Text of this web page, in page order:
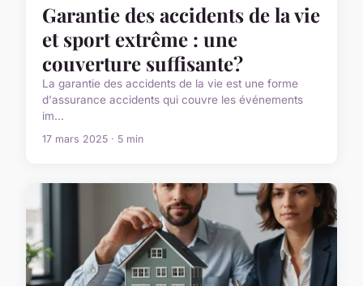
Garantie des accidents de la vie
et sport extrême : une
couverture suffisante?
La garantie des accidents de la vie est une forme
d'assurance accidents qui couvre les événements
im...
17 mars 2025 · 5 min